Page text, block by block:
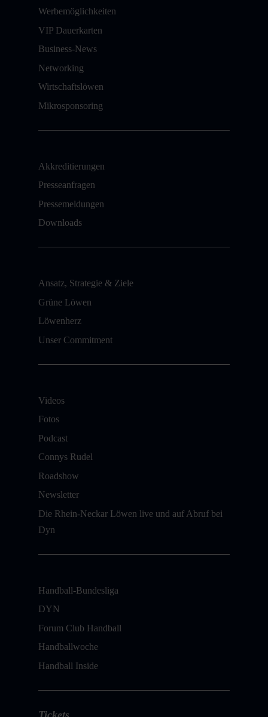
Werbemöglichkeiten
VIP Dauerkarten
Business-News
Networking
Wirtschaftslöwen
Mikrosponsoring
Akkreditierungen
Presseanfragen
Pressemeldungen
Downloads
Ansatz, Strategie & Ziele
Grüne Löwen
Löwenherz
Unser Commitment
Videos
Fotos
Podcast
Connys Rudel
Roadshow
Newsletter
Die Rhein-Neckar Löwen live und auf Abruf bei
Dyn
Handball-Bundesliga
DYN
Forum Club Handball
Handballwoche
Handball Inside
Tickets